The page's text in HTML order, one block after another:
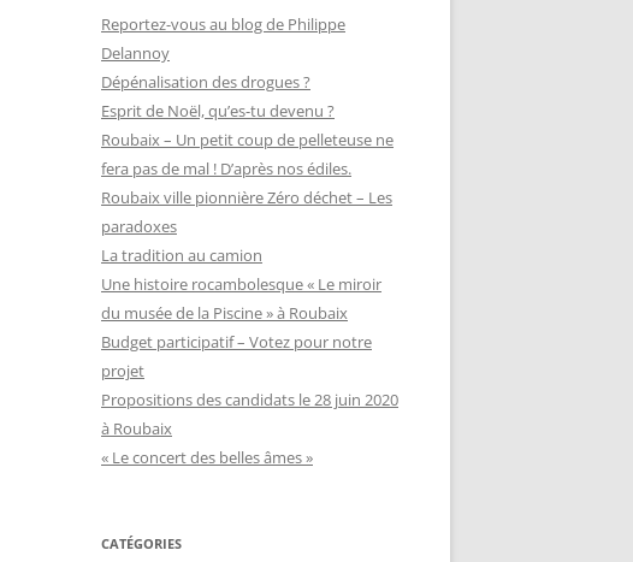
Reportez-vous au blog de Philippe
Delannoy
Dépénalisation des drogues ?
Esprit de Noël, qu’es-tu devenu ?
Roubaix – Un petit coup de pelleteuse ne
fera pas de mal ! D’après nos édiles.
Roubaix ville pionnière Zéro déchet – Les
paradoxes
La tradition au camion
Une histoire rocambolesque « Le miroir
du musée de la Piscine » à Roubaix
Budget participatif – Votez pour notre
projet
Propositions des candidats le 28 juin 2020
à Roubaix
« Le concert des belles âmes »
CATÉGORIES